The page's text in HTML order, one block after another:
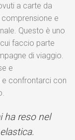
a carte da
e
Questo è uno
faccio parte
di viaggio.
e
confrontarci con
ha reso nel